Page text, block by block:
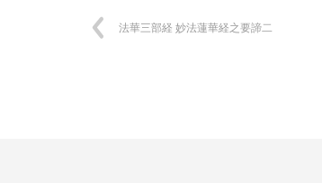
法華三部経 妙法蓮華経之要諦二